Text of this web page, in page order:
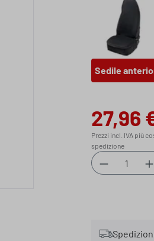
Sedile
Prezzo di
27,96
Prezzi incl. IVA più
spedizione
Quantità